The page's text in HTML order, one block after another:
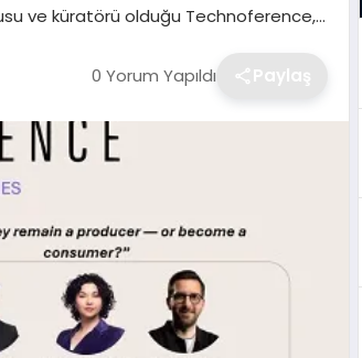
ve küratörü olduğu Technoference,…
0 Yorum Yapıldı Paylaş